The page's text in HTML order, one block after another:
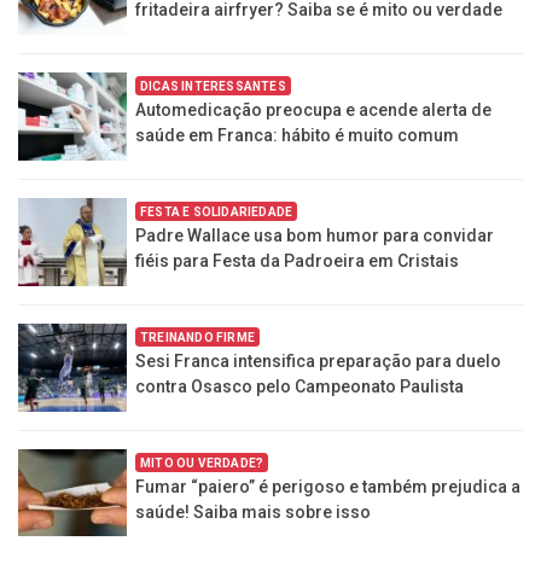
fritadeira airfryer? Saiba se é mito ou verdade
DICAS INTERESSANTES
Automedicação preocupa e acende alerta de
saúde em Franca: hábito é muito comum
FESTA E SOLIDARIEDADE
Padre Wallace usa bom humor para convidar
fiéis para Festa da Padroeira em Cristais
TREINANDO FIRME
Sesi Franca intensifica preparação para duelo
contra Osasco pelo Campeonato Paulista
MITO OU VERDADE?
Fumar “paiero” é perigoso e também prejudica a
saúde! Saiba mais sobre isso